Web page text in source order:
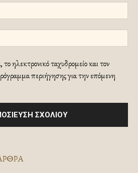
ηλεκτρονικό ταχυδρομείο και τον
περιήγησης για την επόμενη